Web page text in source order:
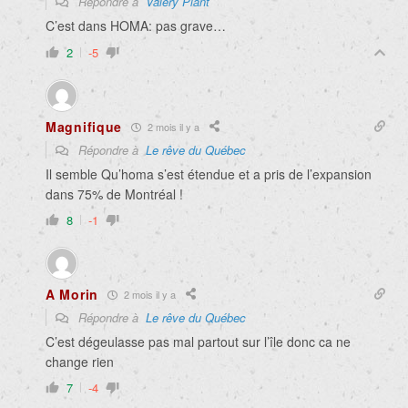
C’est dans HOMA: pas grave…
2 -5
Magnifique 2 mois il y a
Répondre àLe rêve du Québec
Il semble Qu’homa s’est étendue et a pris de l’expansion
dans 75% de Montréal !
8 -1
A Morin 2 mois il y a
Répondre à Le rêve du Québec
C’est dégeulasse pas mal partout sur l’île donc ca ne
change rien
7 -4